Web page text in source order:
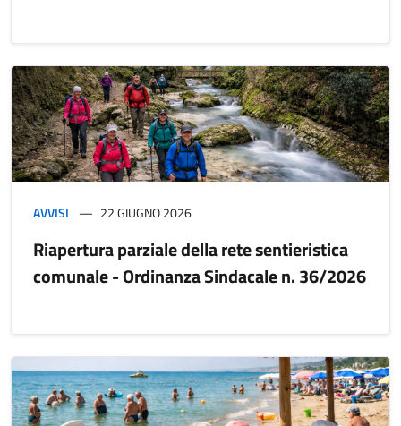
AVVISI 22 GIUGNO 2026
Riapertura parziale della rete sentieristica
comunale - Ordinanza Sindacale n. 36/2026